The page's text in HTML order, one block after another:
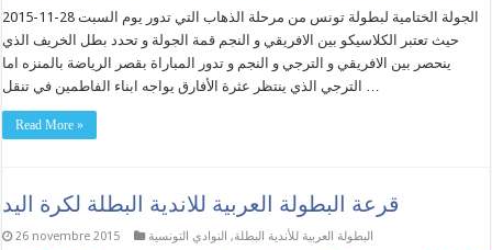
الجولة الختامية لبطولة تونس من مرحلة الذهاب التي تدور يوم السبت 28-11-2015
حيث تعتبر الكلاسيكو بين الافريقي و النجم قمة الجولة و تحدد بطل الخريف الذي
ينحصر بين الافريقي و الترجي و النجم و تدور المباراة بقصر الرياضة بالمنزه اما
الترجي الذي ينتظر عثرة الأفارق يواجه ابناء الفاطمين في تنقل …
Read More »
قرعة البطولة العربية للاندية البطلة لكرة اليد
26 novembre 2015 البطولة العربية للأندية البطلة, النوادي التونسية